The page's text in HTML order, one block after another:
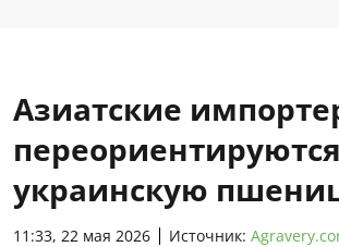
Азиатские
украинскую
11:33, 22 мая 2026 Источник: